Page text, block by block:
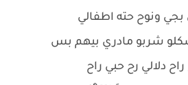
ونوح حته اطفالي
شربو مادري بيهم بس
دلالي رح حبي راح